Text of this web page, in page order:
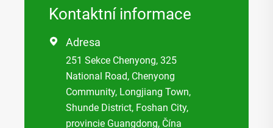
Kontaktní informace
 Adresa
251 Sekce Chenyong, 325
National Road, Chenyong
Community, Longjiang Town,
Shunde District, Foshan City,
provincie Guangdong, Čína